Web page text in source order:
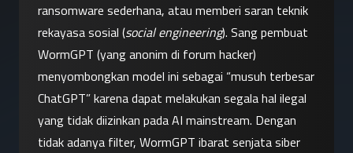
ransomware sederhana, atau memberi saran teknik
rekayasa sosial (social engineering). Sang pembuat
WormGPT (yang anonim di forum hacker)
menyombongkan model ini sebagai “musuh terbesar
ChatGPT” karena dapat melakukan segala hal ilegal
yang tidak diizinkan pada AI mainstream. Dengan
tidak adanya filter, WormGPT ibarat senjata siber